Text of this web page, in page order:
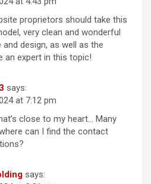
proprietors should take this
very clean and wonderful
and design, as well as the
an expert in this topic!
says:
at 7:12 pm
close to my heart… Many
can I find the contact
says: